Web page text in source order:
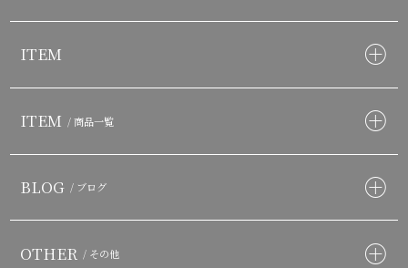
ITEM
ITEM / 商品一覧
BLOG / ブログ
OTHER / その他